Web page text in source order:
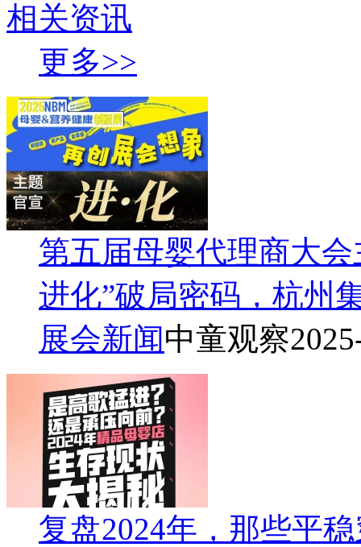
相关资讯
更多>>
第五届母婴代理商大
进化”破局密码，杭州
展会新闻中童观察
复盘2024年，那些平